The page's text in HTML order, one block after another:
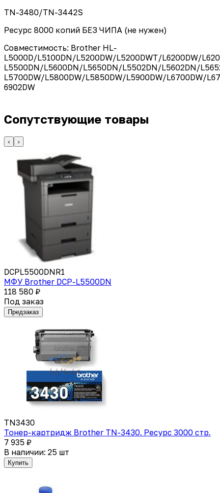
TN-3480/TN-3442S
Ресурс 8000 копий БЕЗ ЧИПА (не нужен)
Совместимость: Brother HL-
L5000D/L5100DN/L5200DW/L5200DWT/L6200DW/
L5500DN/L5600DN/L5650DN/L5502DN/L5602DN/
L5700DW/L5800DW/L5850DW/L5900DW/L6700DW/
6902DW
Сопутствующие товары
‹ ›
DCPL5500DNR1
МФУ Brother DCP-L5500DN
118 580 ₽
Под заказ
Предзаказ
TN3430
Тонер-картридж Brother TN-3430. Ресурс 3000 стр.
7 935 ₽
В наличии: 25 шт
Купить